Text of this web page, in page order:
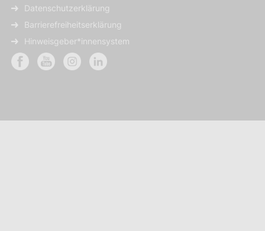
Datenschutzerklärung
Barrierefreiheitserklärung
Hinweisgeber*innensystem